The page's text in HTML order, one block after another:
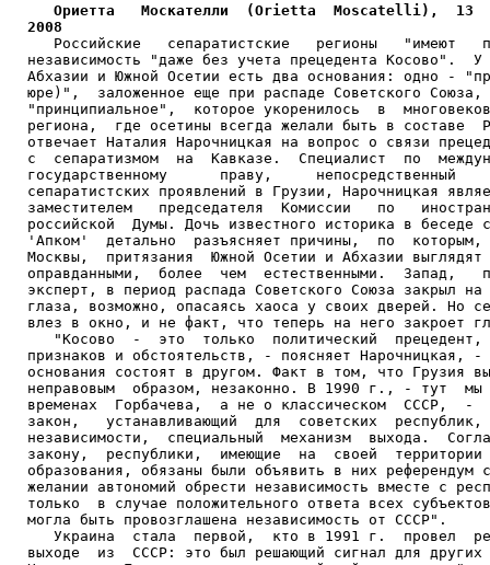
Ориетта   Москателли  (Orietta  Moscatelli),  13
2008
Российские   сепаратистские   регионы   "имеют
независимость "даже без учета прецедента Косово".  У
Абхазии и Южной Осетии есть два основания: одно -
юре)",  заложенное еще при распаде Советского
"принципиальное",  которое укоренилось  в
региона,  где осетины всегда желали быть в составе
отвечает Наталия Нарочницкая на вопрос о связи
с  сепаратизмом  на  Кавказе.  Специалист  по
государственному      праву,     непосредственный
сепаратистских проявлений в Грузии, Нарочницкая
заместителем   председателя  Комиссии   по
российской  Думы. Дочь известного историка в беседе
'Апком'  детально  разъясняет причины,  по
Москвы,  притязания  Южной Осетии и Абхазии выглядят
оправданными,  более  чем  естественными.  Запад,
эксперт, в период распада Советского Союза закрыл на
глаза, возможно, опасаясь хаоса у своих дверей. Но
влез в окно, и не факт, что теперь на него закроет
"Косово  -  это  только  политический  прецедент,
признаков и обстоятельств, - поясняет Нарочницкая, -
основания состоят в другом. Факт в том, что Грузия
неправовым  образом, незаконно. В 1990 г., - тут  мы
временах  Горбачева,  а не о классическом  СССР,  -
закон,   устанавливающий  для  советских  республик,
независимости,  специальный  механизм  выхода.
закону,  республики,  имеющие  на  своей  территории
образования, обязаны были объявить в них референдум
желании автономий обрести независимость вместе с
только  в случае положительного ответа всех
могла быть провозглашена независимость от СССР".
Украина  стала  первой,  кто в 1991 г.  провел
выходе  из  СССР: это был решающий сигнал для других